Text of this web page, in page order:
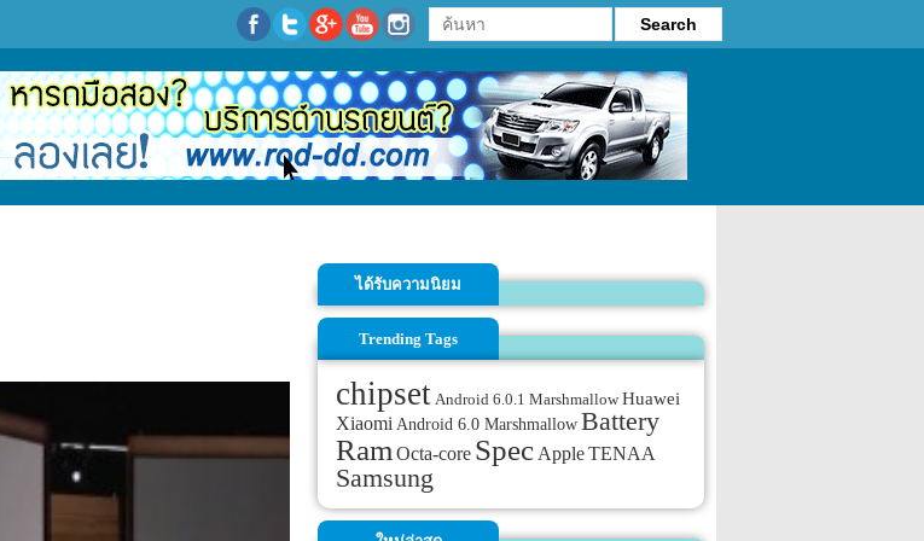
ได้รับความนิยม
Trending Tags
chipset Android 6.0.1 Marshmallow Huawei
Xiaomi Android 6.0 MarshmallowBattery
Ram Octa-core SpecAppleTENAA
Samsung